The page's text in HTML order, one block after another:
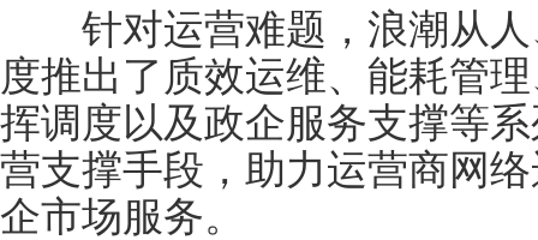
针对运营难题，浪潮从人
度推出了质效运维、能耗管
挥调度以及政企服务支撑等
营支撑手段，助力运营商网
企市场服务。